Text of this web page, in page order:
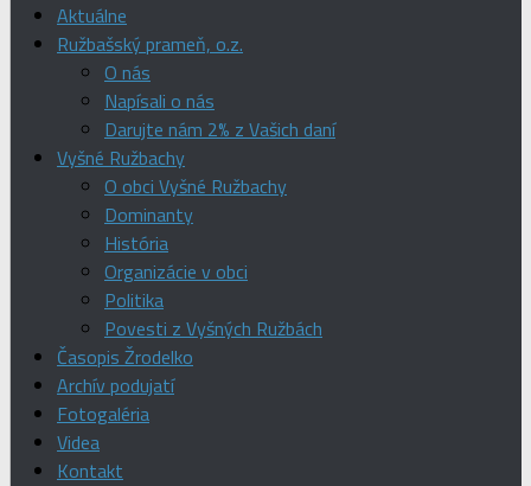
Aktuálne
Ružbašský prameň, o.z.
O nás
Napísali o nás
Darujte nám 2% z Vašich daní
Vyšné Ružbachy
O obci Vyšné Ružbachy
Dominanty
História
Organizácie v obci
Politika
Povesti z Vyšných Ružbách
Časopis Žrodelko
Archív podujatí
Fotogaléria
Videa
Kontakt